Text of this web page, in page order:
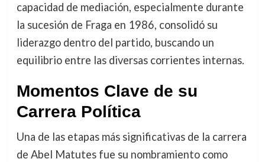
capacidad de mediación, especialmente durante
la sucesión de Fraga en 1986, consolidó su
liderazgo dentro del partido, buscando un
equilibrio entre las diversas corrientes internas.
Momentos Clave de su
Carrera Política
Una de las etapas más significativas de la carrera
de Abel Matutes fue su nombramiento como